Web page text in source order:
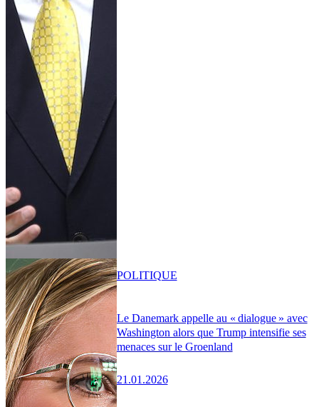
Le Danemark appelle au « dialogue » avec
Washington alors que Trump intensifie ses
menaces sur le Groenland
21.01.2026
POLITIQUE